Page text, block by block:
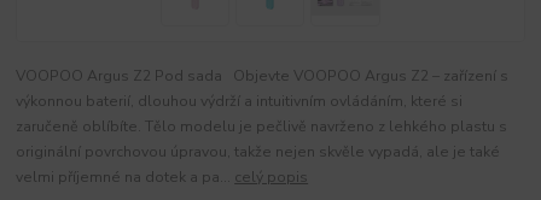
VOOPOO Argus Z2 Pod sada Objevte VOOPOO Argus Z2 – zařízení s
výkonnou baterií, dlouhou výdrží a intuitivním ovládáním, které si
zaručeně oblíbíte. Tělo modelu je pečlivě navrženo z lehkého plastu s
originální povrchovou úpravou, takže nejen skvěle vypadá, ale je také
velmi příjemné na dotek a pa... celý popis